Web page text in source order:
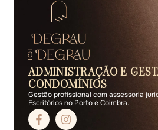
ADMINISTRAÇÃO E
CONDOMÍNIOS
Gestão profissional com assessoria
Escritórios no Porto e Coimbra.